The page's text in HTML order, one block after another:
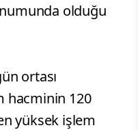
olduğu
ortası
hacminin 120
yüksek işlem